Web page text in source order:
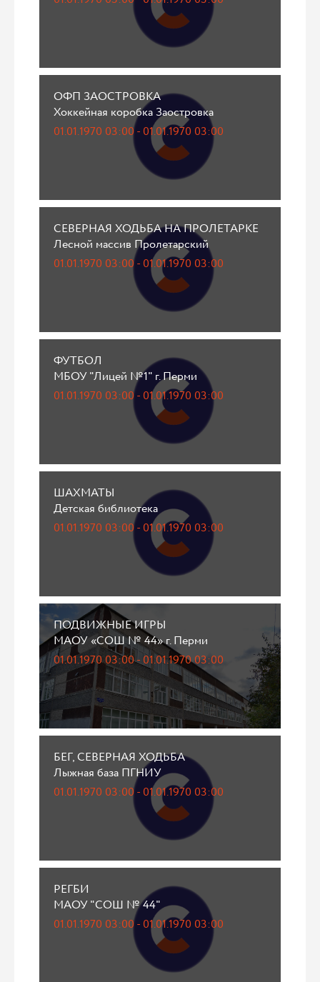
ОФП ЗАОСТРОВКА
Хоккейная коробка Заостровка
01.01.1970 03:00 - 01.01.1970 03:00
СЕВЕРНАЯ ХОДЬБА НА ПРОЛЕТАРКЕ
Лесной массив Пролетарский
01.01.1970 03:00 - 01.01.1970 03:00
ФУТБОЛ
МБОУ "Лицей №1" г. Перми
01.01.1970 03:00 - 01.01.1970 03:00
ШАХМАТЫ
Детская библиотека
01.01.1970 03:00 - 01.01.1970 03:00
ПОДВИЖНЫЕ ИГРЫ
МАОУ «СОШ № 44» г. Перми
01.01.1970 03:00 - 01.01.1970 03:00
БЕГ, СЕВЕРНАЯ ХОДЬБА
Лыжная база ПГНИУ
01.01.1970 03:00 - 01.01.1970 03:00
РЕГБИ
МАОУ "СОШ № 44"
01.01.1970 03:00 - 01.01.1970 03:00